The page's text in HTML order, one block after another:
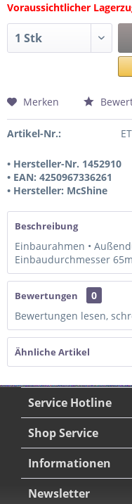
Voraussichtlicher
Merken
Artikel-Nr.:
• Hersteller-Nr. 1452910
• EAN: 4250967336261
• Hersteller: McShine
Beschreibung
Einbaurahmen •
Einbaudurchmesser
Bewertungen
0
Bewertungen lesen,
Ähnliche Artikel
Service Hotline
Shop Service
Informationen
Newsletter